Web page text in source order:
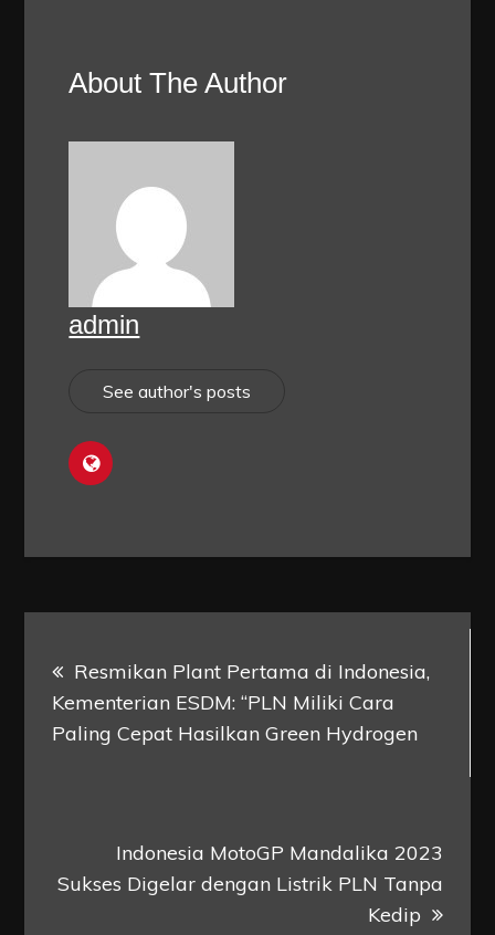
About The Author
admin
See author's posts
navigation
Resmikan Plant Pertama di Indonesia,
Kementerian ESDM: “PLN Miliki Cara
Paling Cepat Hasilkan Green Hydrogen
Indonesia MotoGP Mandalika 2023
Sukses Digelar dengan Listrik PLN Tanpa
Kedip